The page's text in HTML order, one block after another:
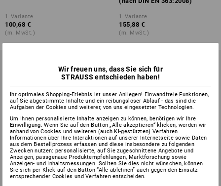
1 Variante
100,68 €
(m. MwSt.)
1 Variante
155,88 €
(m. MwSt.)
Wir freuen uns, dass Sie sich für
STRAUSS entschieden haben!
Ihr optimales Shopping-Erlebnis ist unser Anliegen! Einwandfreie Funktionen,
auf Sie abgestimmte Inhalte und ein reibungsloser Ablauf - das sind die
Aufgaben der Cookies und weiterer, von uns eingesetzter Technologien.
Um Ihnen personalisierte Inhalte anzeigen zu können, benötigen wir Ihre
Einwilligung. Wenn Sie auf den Button „Alle akzeptieren“ klicken, werden wir
anhand von Cookies und weiteren (auch KI-gestützten) Verfahren
Informationen über Ihre Interaktionen auf unserer Internetseite sowie Daten
aus dem Bestellprozess erfassen und diese insbesondere zu folgenden
Zwecken nutzen: personalisierte, auf Sie zugeschnittene Angebote und
Anzeigen, passgenaue Produktempfehlungen, Marktforschung sowie
Anzeigen- und Inhaltsmessungen. Sollten Sie dies nicht wünschen, können
Sie sich per Klick auf den Button “Alle ablehnen” auch gegen den Einsatz
entsprechender Cookies und Verfahren entscheiden.